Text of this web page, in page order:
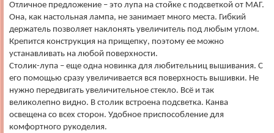
Отличное предложение – это лупа на стойке с подсветкой от МАГ.
Она, как настольная лампа, не занимает много места. Гибкий
держатель позволяет наклонять увеличитель под любым углом.
Крепится конструкция на прищепку, поэтому ее можно
устанавливать на любой поверхности.
Столик-лупа – еще одна новинка для любительниц вышивания. С
его помощью сразу увеличивается вся поверхность вышивки. Не
нужно передвигать увеличительное стекло. Всё и так
великолепно видно. В столик встроена подсветка. Канва
освещена со всех сторон. Удобное приспособление для
комфортного рукоделия.